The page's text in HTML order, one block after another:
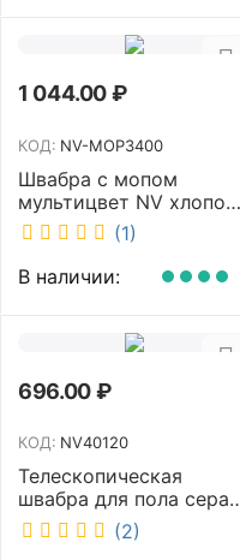
1 044.00₽
КОД: NV-MOP3400
Швабра с мопом
мультицвет NV хлопок
40 см NV-MOP3400
(1)
В наличии:
696.00₽
КОД: NV40120
Телескопическая
швабра для пола серая
NV микрофибра 42 см
NV40120
(2)